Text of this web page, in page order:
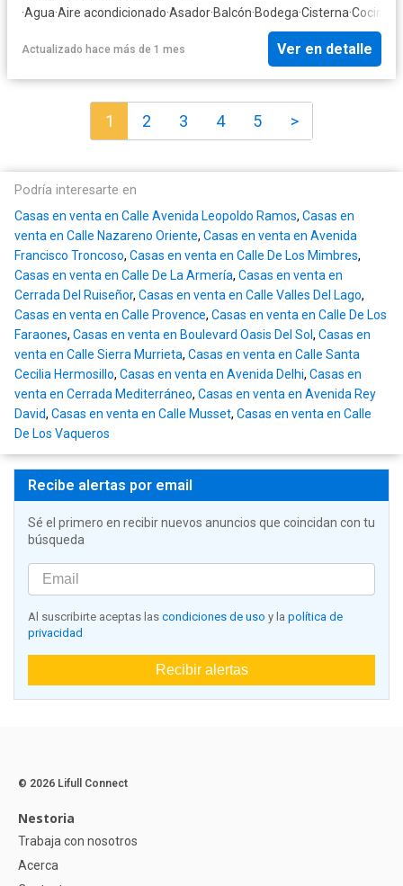
·Agua·Aire acondicionado·Asador·Balcón·Bodega·Cisterna·Cocina
Actualizado hace más de 1 mes Ver en detalle
1 2 3 4 5 >
Podría interesarte en
Casas en venta en Calle Avenida Leopoldo Ramos, Casas en
venta en Calle Nazareno Oriente, Casas en venta en Avenida
Francisco Troncoso, Casas en venta en Calle De Los Mimbres,
Casas en venta en Calle De La Armería, Casas en venta en
Cerrada Del Ruiseñor, Casas en venta en Calle Valles Del Lago,
Casas en venta en Calle Provence, Casas en venta en Calle De Los
Faraones, Casas en venta en Boulevard Oasis Del Sol , Casas en
venta en Calle Sierra Murrieta, Casas en venta en Calle Santa
Cecilia Hermosillo, Casas en venta en Avenida Delhi, Casas en
venta en Cerrada Mediterráneo, Casas en venta en Avenida Rey
David, Casas en venta en Calle Musset, Casas en venta en Calle
De Los Vaqueros
Recibe alertas por email
Sé el primero en recibir nuevos anuncios que coincidan con tu
búsqueda
Al suscribirte aceptas las condiciones de uso y la política de
privacidad
Recibir alertas
© 2026 Lifull Connect
Nestoria
Trabaja con nosotros
Acerca